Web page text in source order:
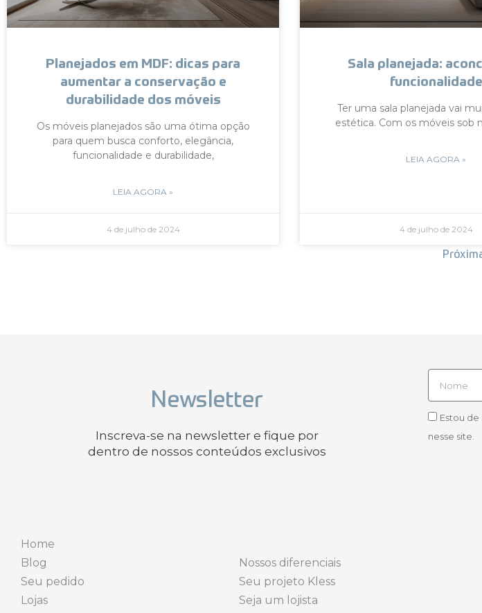
Planejados em MDF: dicas para
aumentar a conservação e
durabilidade dos móveis
Os móveis planejados são uma ótima opção
para quem busca conforto, elegância,
funcionalidade e durabilidade,
LEIA AGORA »
4 de julho de 2024
Sala planejada:
funcionalidade
Ter uma sala planejada vai
estética. Com os móveis sob
LEIA AGORA »
4 de julho de 2024
Newsletter
Inscreva-se na newsletter e fique por
dentro de nossos conteúdos exclusivos
Estou
nesse site.
Home
Blog
Seu pedido
Lojas
Nossos diferenciais
Seu projeto Kless
Seja um lojista